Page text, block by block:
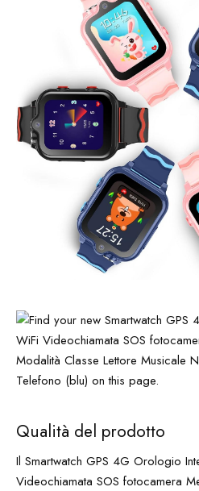
Qualità del prodotto
Il Smartwatch GPS 4G Orologio
Videochiamata SOS fotocamera